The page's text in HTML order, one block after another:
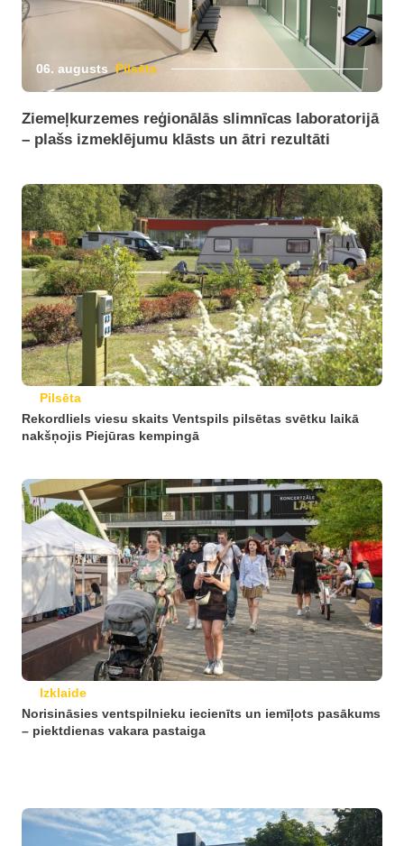
06. augusts Pilsēta
Ziemeļkurzemes reģionālās slimnīcas laboratorijā
– plašs izmeklējumu klāsts un ātri rezultāti
Pilsēta
Rekordliels viesu skaits Ventspils pilsētas svētku laikā
nakšņojis Piejūras kempingā
Izklaide
Norisināsies ventspilnieku iecienīts un iemīļots pasākums
– piektdienas vakara pastaiga